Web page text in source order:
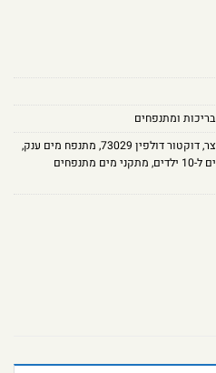
בריכות ומתנפחים
,דוקטור דולפין 73029 , מתנפח מים ענק,
ילדים , מתקני מים מתנפחים